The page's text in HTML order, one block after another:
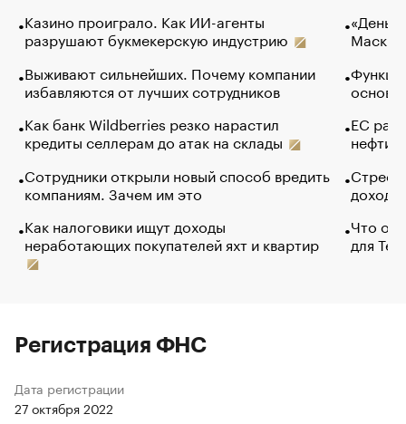
Казино проиграло. Как ИИ-агенты
разрушают букмекерскую индустрию
Выживают сильнейших. Почему компании
избавляются от лучших сотрудников
Как банк Wildberries резко нарастил
кредиты селлерам до атак на склады
Сотрудники открыли новый способ вредить
компаниям. Зачем им это
Как налоговики ищут доходы
неработающих покупателей яхт и квартир
Маск в
основ
ЕС
нефти
Что
для
Регистрация ФНС
Дата регистрации
27 октября 2022